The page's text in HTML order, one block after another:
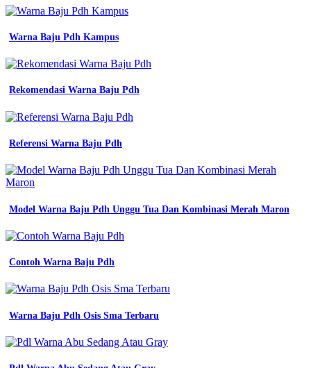
desain
jersey
hitam
emas
jersey
printing
jersey
murah
jersey
emas
jersey
bikin
satuan
murah
jual
jersey
futsal
arlay
printing
baju
Warna Baju Pdh Kampus
Rekomendasi Warna Baju Pdh
Referensi Warna Baju Pdh
Model Warna Baju Pdh Unggu Tua Dan Kombinasi Merah Maron
Contoh Warna Baju Pdh
Warna Baju Pdh Osis Sma Terbaru